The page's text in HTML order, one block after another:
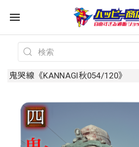
鬼哭線《KANNAGI秋054/120》